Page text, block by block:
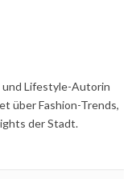
und Lifestyle-Autorin
über Fashion-Trends,
der Stadt.